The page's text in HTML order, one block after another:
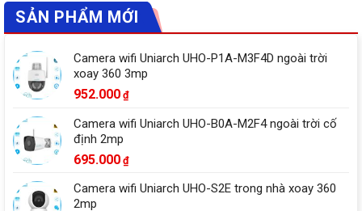
SẢN PHẨM MỚI
Camera wifi Uniarch UHO-P1A-M3F4D ngoài trời
xoay 360 3mp
952.000 ₫
Camera wifi Uniarch UHO-B0A-M2F4 ngoài trời cố
định 2mp
695.000 ₫
Camera wifi Uniarch UHO-S2E trong nhà xoay 360
2mp